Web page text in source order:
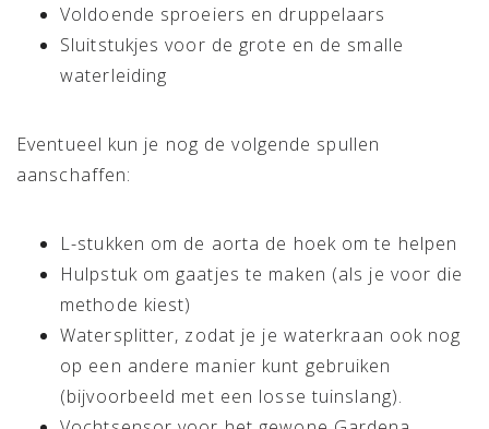
Voldoende sproeiers en druppelaars
Sluitstukjes voor de grote en de smalle
waterleiding
Eventueel kun je nog de volgende spullen
aanschaffen:
L-stukken om de aorta de hoek om te helpen
Hulpstuk om gaatjes te maken (als je voor die
methode kiest)
Watersplitter, zodat je je waterkraan ook nog
op een andere manier kunt gebruiken
(bijvoorbeeld met een losse tuinslang).